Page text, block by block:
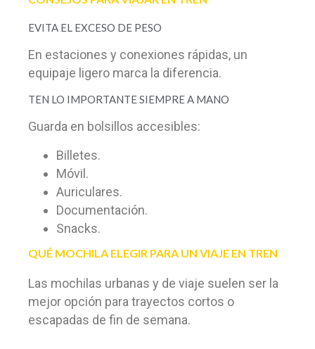
EVITA EL EXCESO DE PESO
En estaciones y conexiones rápidas, un
equipaje ligero marca la diferencia.
TEN LO IMPORTANTE SIEMPRE A MANO
Guarda en bolsillos accesibles:
Billetes.
Móvil.
Auriculares.
Documentación.
Snacks.
QUÉ MOCHILA ELEGIR PARA UN VIAJE EN TREN
Las mochilas urbanas y de viaje suelen ser la
mejor opción para trayectos cortos o
escapadas de fin de semana.